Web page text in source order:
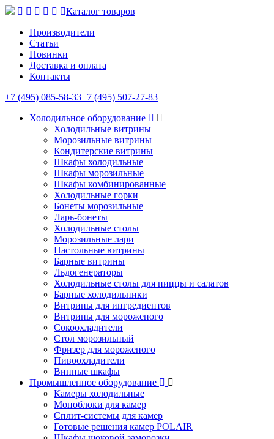
Каталог товаров
Производители
Статьи
Новинки
Доставка и оплата
Контакты
+7 (495) 085-58-33+7 (495) 507-27-83
Холодильное оборудование
Холодильные витрины
Морозильные витрины
Кондитерские витрины
Шкафы холодильные
Шкафы морозильные
Шкафы комбинированные
Холодильные горки
Бонеты морозильные
Ларь-бонеты
Холодильные столы
Морозильные лари
Настольные витрины
Барные витрины
Льдогенераторы
Холодильные столы для пиццы и салатов
Барные холодильники
Витрины для ингредиентов
Витрины для мороженого
Сокоохладители
Стол морозильный
Фризер для мороженого
Пивоохладители
Винные шкафы
Промышленное оборудование
Камеры холодильные
Моноблоки для камер
Сплит-системы для камер
Готовые решения камер POLAIR